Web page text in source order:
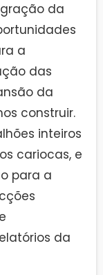
da
a
das
da
construir.
inteiros
cariocas, e
para a
da